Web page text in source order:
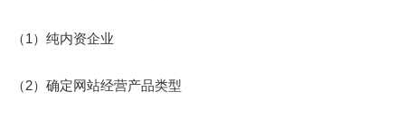
（1）纯内资企业
（2）确定网站经营产品类型